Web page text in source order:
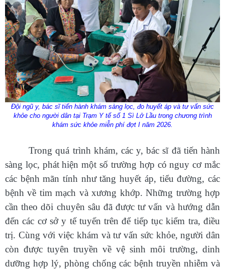
Đội ngũ y, bác sĩ tiến hành khám sàng lọc, đo huyết áp và tư vấn sức
khỏe cho người dân tại Trạm Y tế số 1 Sì Lở Lầu trong chương trình
khám sức khỏe miễn phí đợt I năm 2026.
Trong quá trình khám, các y, bác sĩ đã tiến hành
sàng lọc, phát hiện một số trường hợp có nguy cơ mắc
các bệnh mãn tính như tăng huyết áp, tiểu đường, các
bệnh về tim mạch và xương khớp. Những trường hợp
cần theo dõi chuyên sâu đã được tư vấn và hướng dẫn
đến các cơ sở y tế tuyến trên để tiếp tục kiểm tra, điều
trị. Cùng với việc khám và tư vấn sức khỏe, người dân
còn được tuyên truyền về vệ sinh môi trường, dinh
dưỡng hợp lý, phòng chống các bệnh truyền nhiễm và